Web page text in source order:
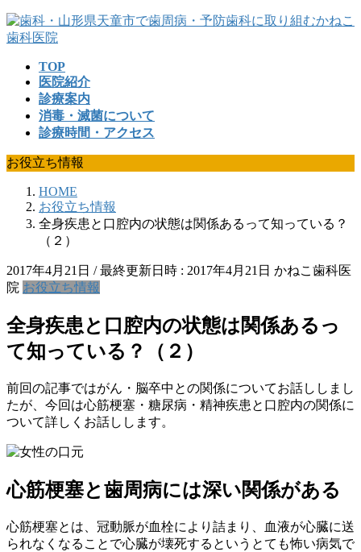
コ
ン
ッ
プ
ナ
ビ
移
動
TOP
医院紹介
診療案内
消毒・滅菌について
診療時間・アクセス
お役立ち情報
HOME
お役立ち情報
全身疾患と口腔内の状態は関係あるって知っている？
（２）
2017年4月21日 / 最終更新日時 : 2017年4月21日 かねこ歯科医
院 お役立ち情報
全身疾患と口腔内の状態は関係あるっ
て知っている？（２）
前回の記事ではがん・脳卒中との関係についてお話ししまし
たが、今回は心筋梗塞・糖尿病・精神疾患と口腔内の関係に
ついて詳しくお話しします。
心筋梗塞と歯周病には深い関係がある
心筋梗塞とは、冠動脈が血栓により詰まり、血液が心臓に送
られなくなることで心臓が壊死するというとても怖い病気で